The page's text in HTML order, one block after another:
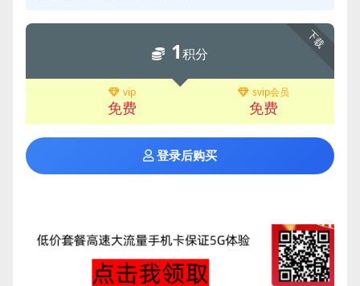
下载
1积分
vip
免费
svip会员
免费
登录后购买